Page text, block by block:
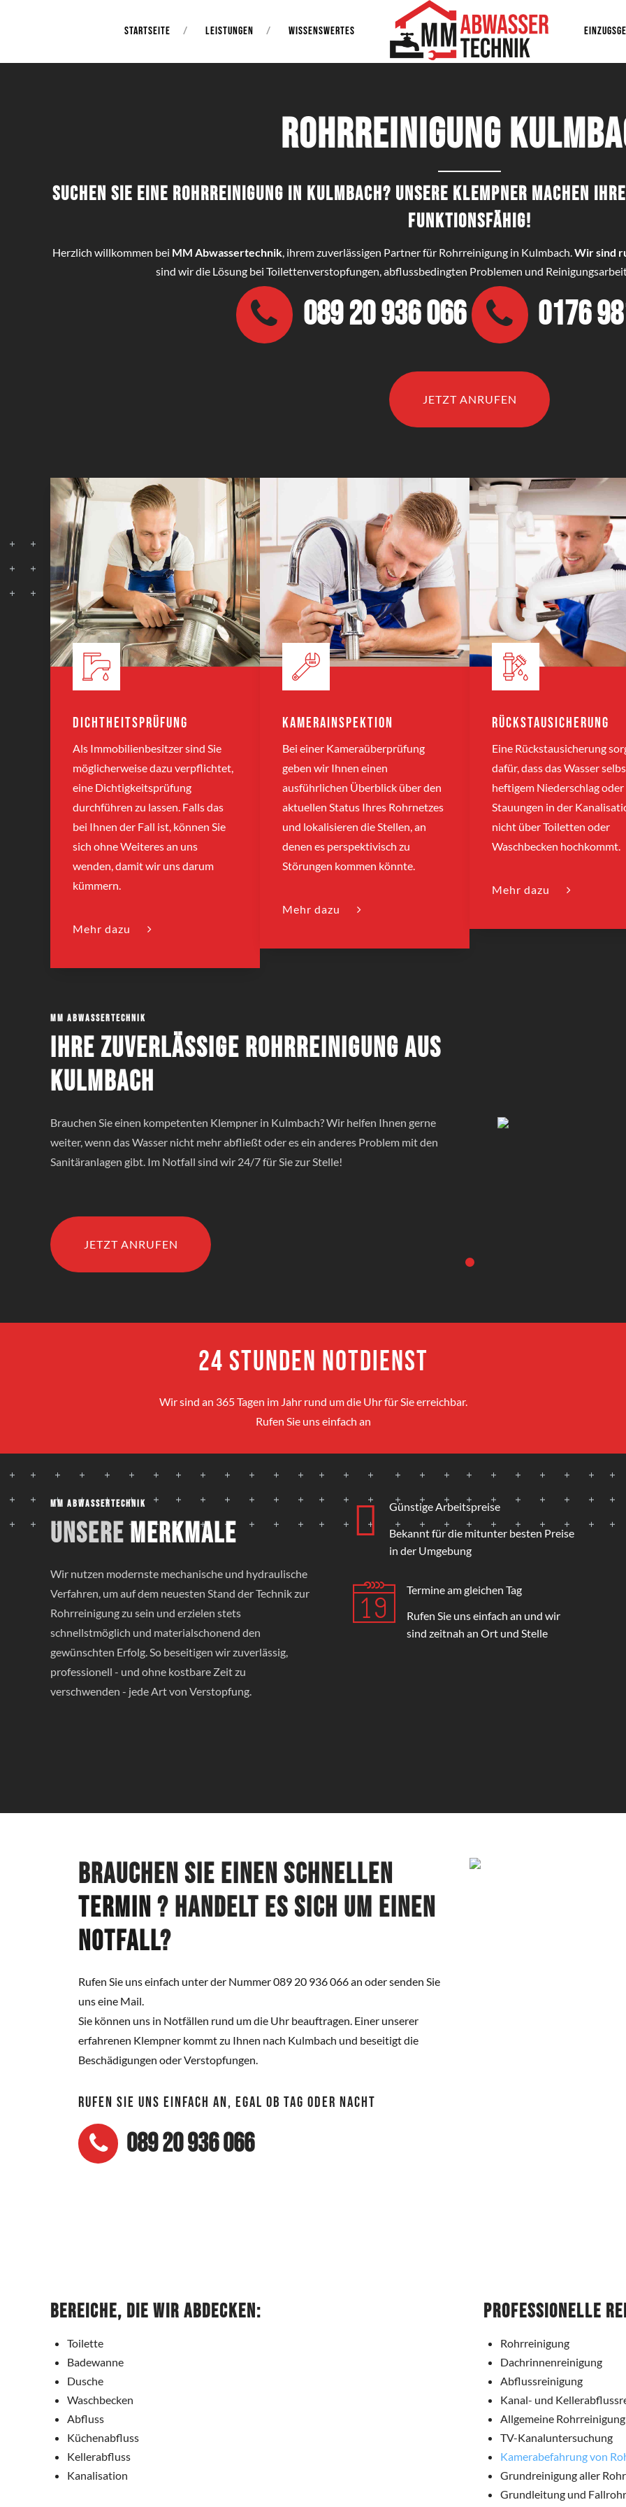
STARTSEITE LEISTUNGEN WISSENSWERTES
Rohrreinigung
Suchen Sie eine Rohrreinigung in Kulmbach? Unsere Klempner machen
funktionsfähig!
Herzlich willkommen bei MM Abwassertechnik, ihrem zuverlässigen Partner für Rohrreinigung in Kulmbach.Wir sind
sind wir die Lösung bei Toilettenverstopfungen, abflussbedingten Problemen und
089 20 936 066 0176
JETZT ANRUFEN
Dichtheitsprüfung
Als Immobilienbesitzer sind Sie
möglicherweise dazu verpflichtet,
eine Dichtigkeitsprüfung
durchführen zu lassen. Falls das
bei Ihnen der Fall ist, können Sie
sich ohne Weiteres an uns
wenden, damit wir uns darum
kümmern.
Mehr dazu
Kamerainspektion
Bei einer Kameraüberprüfung
geben wir Ihnen einen
ausführlichen Überblick über den
aktuellen Status Ihres Rohrnetzes
und lokalisieren die Stellen, an
denen es perspektivisch zu
Störungen kommen könnte.
Mehr dazu
Rückstausicherung
Eine Rückstausicherung
dafür, dass das Wasser
heftigem Niederschlag oder
Stauungen in der
nicht über Toiletten oder
Waschbecken hochkommt.
Mehr dazu
MM Abwassertechnik
Ihre zuverlässige Rohrreinigung aus
Kulmbach
Brauchen Sie einen kompetenten Klempner in Kulmbach? Wir helfen Ihnen gerne
weiter, wenn das Wasser nicht mehr abfließt oder es ein anderes Problem mit den
Sanitäranlagen gibt. Im Notfall sind wir 24/7 für Sie zur Stelle!
JETZT ANRUFEN
24 Stunden Notdienst
Wir sind an 365 Tagen im Jahr rund um die Uhr für Sie erreichbar.
Rufen Sie uns einfach an
MM Abwassertechnik
UnsereMerkmale
Wir nutzen modernste mechanische und hydraulische
Verfahren, um auf dem neuesten Stand der Technik zur
Rohrreinigung zu sein und erzielen stets
schnellstmöglich und materialschonend den
gewünschten Erfolg. So beseitigen wir zuverlässig,
professionell - und ohne kostbare Zeit zu
verschwenden - jede Art von Verstopfung.
Günstige Arbeitspreise
Bekannt für die mitunter besten Preise
in der Umgebung
Termine am gleichen Tag
Rufen Sie uns einfach an und wir
sind zeitnah an Ort und Stelle
Brauchen Sie einen schnellen
Termin ? Handelt es sich um einen
Notfall?
Rufen Sie uns einfach unter der Nummer 089 20 936 066 an oder senden Sie
uns eine Mail.
Sie können uns in Notfällen rund um die Uhr beauftragen. Einer unserer
erfahrenen Klempner kommt zu Ihnen nach Kulmbach und beseitigt die
Beschädigungen oder Verstopfungen.
RUFEN SIE UNS EINFACH AN, EGAL OB TAG ODER NACHT
089 20 936 066
Bereiche, die wir abdecken:
Toilette
Badewanne
Dusche
Waschbecken
Abfluss
Küchenabfluss
Kellerabfluss
Kanalisation
Professionelle
Rohrreinigung
Dachrinnenreinigung
Abflussreinigung
Kanal- und
Allgemeine Rohrreinigung
TV-Kanaluntersuchung
Kamerabefahrung von
Grundreinigung aller
Grundleitung und